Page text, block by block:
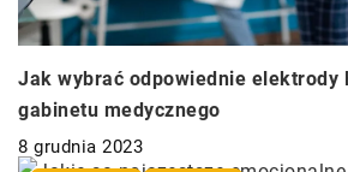
Jak wybrać odpowiednie elektrody
gabinetu medycznego
8 grudnia 2023